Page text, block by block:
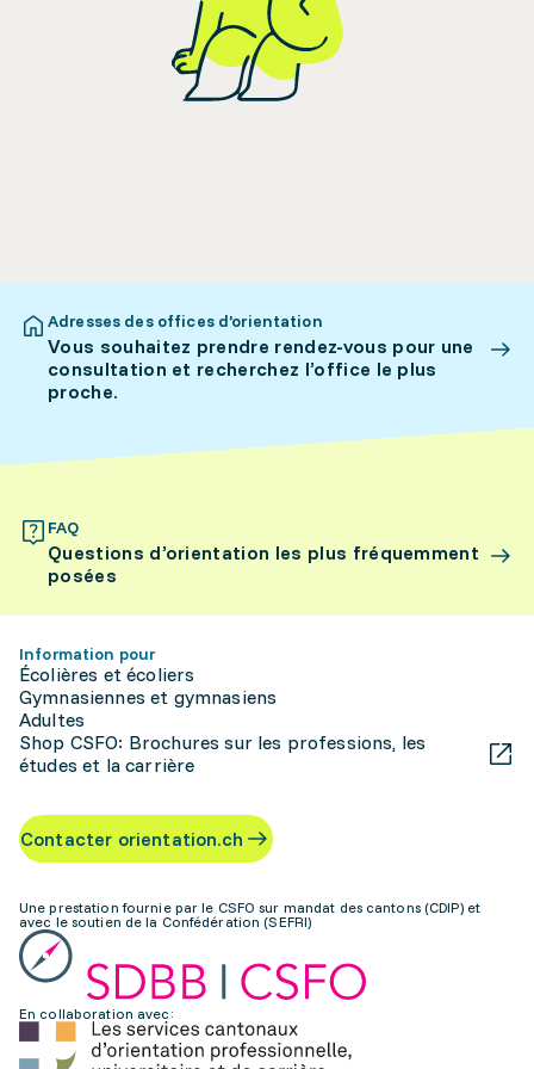
Adresses des offices d’orientation
Vous souhaitez prendre rendez-vous pour une
consultation et recherchez l’office le plus
proche.
FAQ
Questions d’orientation les plus fréquemment
posées
Information pour
Écolières et écoliers
Gymnasiennes et gymnasiens
Adultes
Shop CSFO: Brochures sur les professions, les
études et la carrière
Contacter orientation.ch
Une prestation fournie par le CSFO sur mandat des cantons (CDIP) et
avec le soutien de la Confédération (SEFRI)
En collaboration avec: